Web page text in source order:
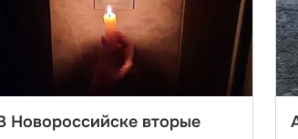
Новороссийске вторые